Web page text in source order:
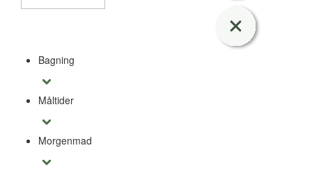
Bagning
Måltider
Morgenmad